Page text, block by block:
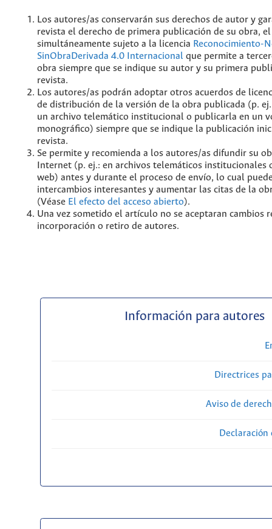
Los autores/as conservarán sus derechos de autor y
revista el derecho de primera publicación de su obra,
simultáneamente sujeto a la licencia Reconocimiento-
SinObraDerivada 4.0 Internacional que permite a
obra siempre que se indique su autor y su primera
revista.
Los autores/as podrán adoptar otros acuerdos de
de distribución de la versión de la obra publicada (p.
un archivo telemático institucional o publicarla en un
monográfico) siempre que se indique la publicación
revista.
Se permite y recomienda a los autores/as difundir su
Internet (p. ej.: en archivos telemáticos institucionales
web) antes y durante el proceso de envío, lo cual
intercambios interesantes y aumentar las citas de la
(Véase El efecto del acceso abierto).
Una vez sometido el artículo no se aceptaran cambios
incorporación o retiro de autores.
Información para autores
Directrices
Aviso de